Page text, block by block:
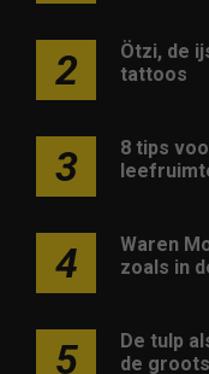
2
Ötzi, de
tattoos
3
8 tips
4
Waren
zoals in
5
De tulp
de